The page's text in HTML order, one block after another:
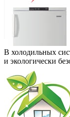
В холодильных
и экологически